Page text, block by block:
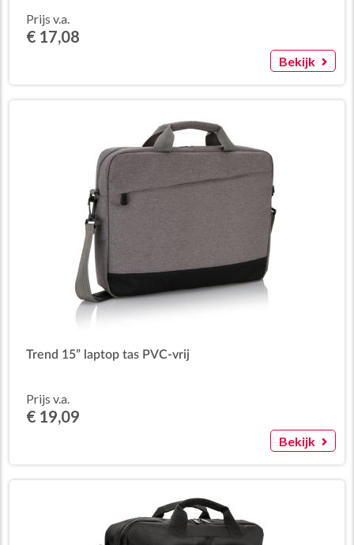
Prijs v.a.
€ 17,08
Bekijk
Trend 15” laptop tas PVC-vrij
Prijs v.a.
€ 19,09
Bekijk